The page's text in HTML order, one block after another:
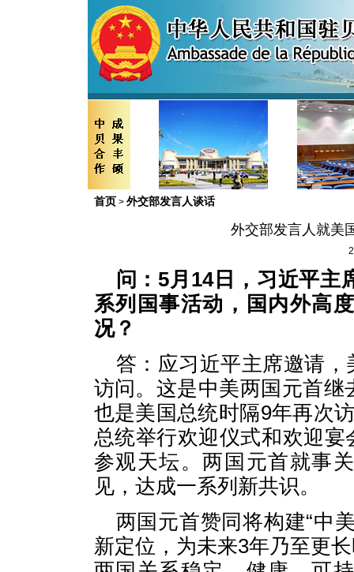
首页 > 外交部发言人谈话
外交部发言人就美
问：5月14日，习近平主
系列国事活动，国内外高
况？
答：应习近平主席邀请
访问。这是中美两国元首
也是美国总统时隔9年再次
总统举行欢迎仪式和欢迎
参观天坛。两国元首就事
见，达成一系列新共识。
两国元首赞同将构建“中
新定位，为未来3年乃至更